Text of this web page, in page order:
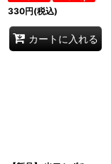
330円(税込)
カートに入れる